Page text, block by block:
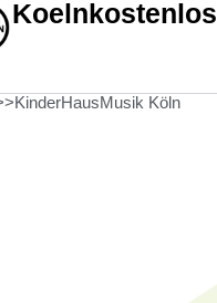
Koelnkostenlos
KinderHausMusik Köln